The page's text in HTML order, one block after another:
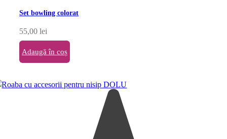
Set bowling colorat
55,00lei
Adaugă în coș